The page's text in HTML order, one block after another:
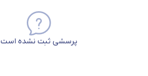
پرسشی ثبت نشده است